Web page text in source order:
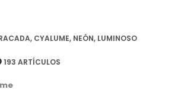
CYALUME, NEÓN, LUMINOSO
193 ARTÍCULOS